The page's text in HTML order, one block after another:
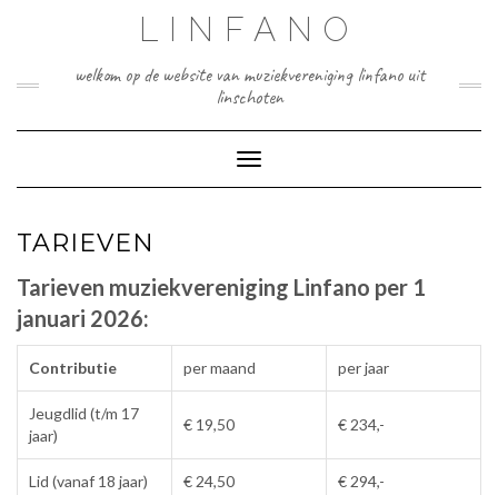
LINFANO
welkom op de website van muziekvereniging linfano uit
linschoten
Toggle navigatie
TARIEVEN
Tarieven muziekvereniging Linfano per 1
januari 2026:
Contributie per maand per jaar
Jeugdlid (t/m 17
jaar)
€ 19,50 € 234,-
Lid (vanaf 18 jaar) € 24,50 € 294,-